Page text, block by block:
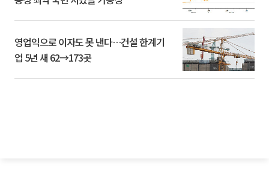
영업익으로 이자도 못 낸다…건설 한계기
업 5년 새 62→173곳